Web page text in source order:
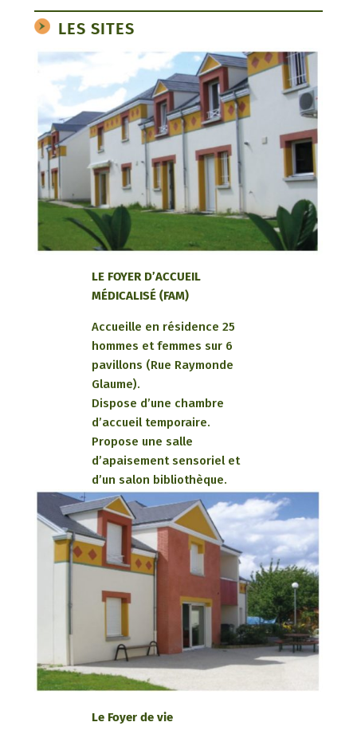
LES SITES
LE FOYER D’ACCUEIL
MÉDICALISÉ (FAM)
Accueille en résidence 25
hommes et femmes sur 6
pavillons (Rue Raymonde
Glaume).
Dispose d’une chambre
d’accueil temporaire.
Propose une salle
d’apaisement sensoriel et
d’un salon bibliothèque.
Le Foyer de vie